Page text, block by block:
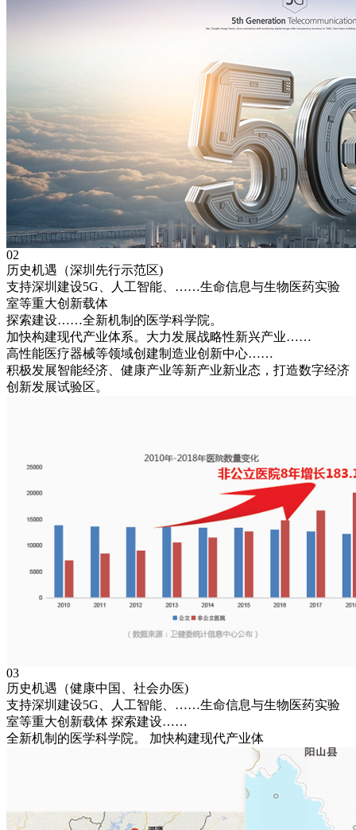
02
历史机遇（深圳先行示范区)
支持深圳建设5G、人工智能、……生命信息与生物医药实验
室等重大创新载体
探索建设……全新机制的医学科学院。
加快构建现代产业体系。大力发展战略性新兴产业……
高性能医疗器械等领域创建制造业创新中心……
积极发展智能经济、健康产业等新产业新业态，打造数字经济
创新发展试验区。
03
历史机遇（健康中国、社会办医)
支持深圳建设5G、人工智能、……生命信息与生物医药实验
室等重大创新载体 探索建设……
全新机制的医学科学院。 加快构建现代产业体